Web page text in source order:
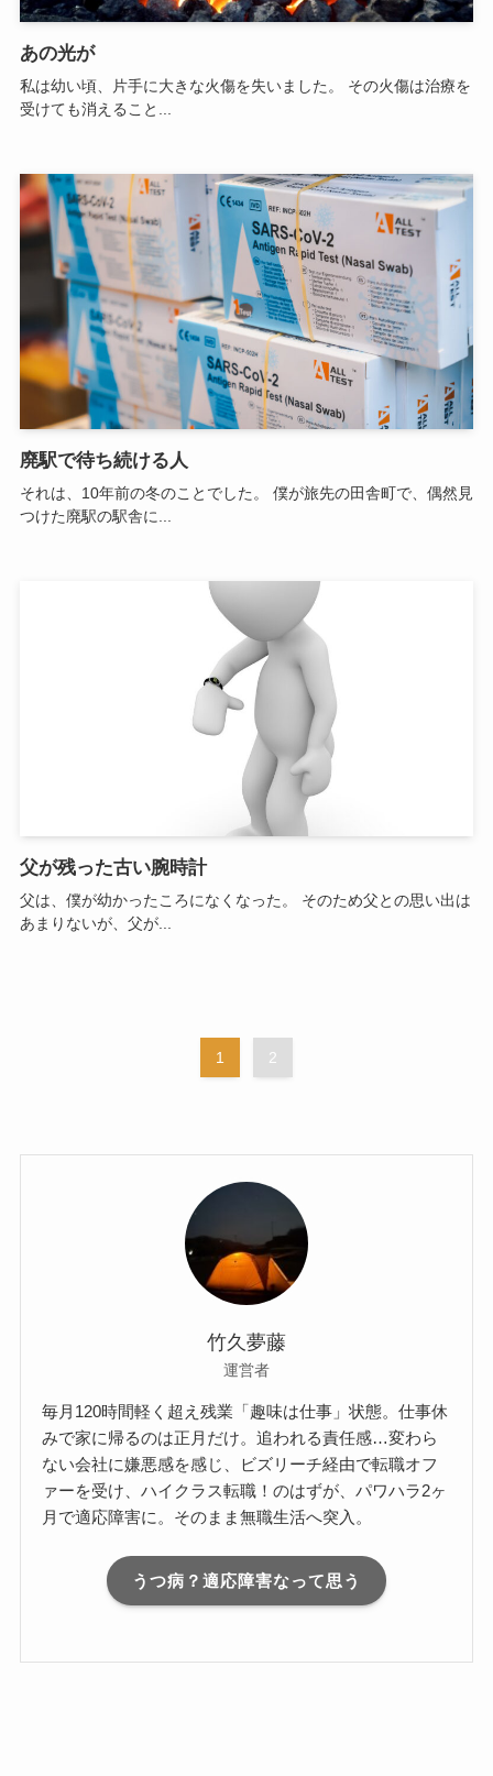
あの光が
私は幼い頃、片手に大きな火傷を失いました。 その火傷は治療を
受けても消えること...
廃駅で待ち続ける人
それは、10年前の冬のことでした。 僕が旅先の田舎町で、偶然見
つけた廃駅の駅舎に...
父が残った古い腕時計
父は、僕が幼かったころになくなった。 そのため父との思い出は
あまりないが、父が...
1 2
竹久夢藤
運営者
毎月120時間軽く超え残業「趣味は仕事」状態。仕事休
みで家に帰るのは正月だけ。追われる責任感…変わら
ない会社に嫌悪感を感じ、ビズリーチ経由で転職オフ
ァーを受け、ハイクラス転職！のはずが、パワハラ2ヶ
月で適応障害に。そのまま無職生活へ突入。
うつ病？適応障害なって思う